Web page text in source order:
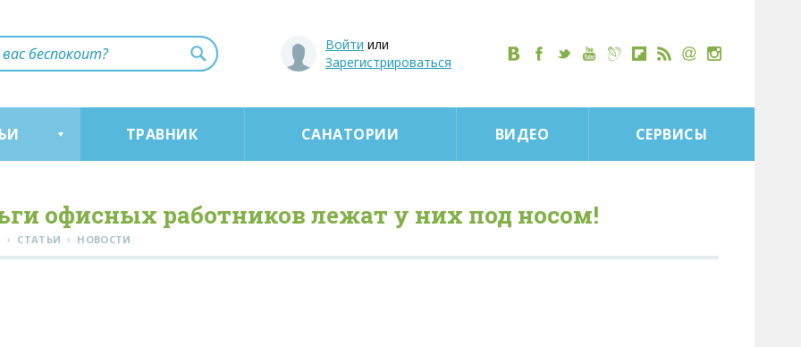
Войти или
Зарегистрироваться
ТРАВНИК САНАТОРИИ ВИДЕО СЕРВИСЫ
офисных работников лежат у них под носом!
› СТАТЬИ › НОВОСТИ